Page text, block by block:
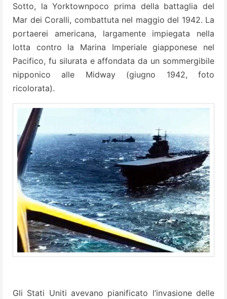
Sotto, la Yorktownpoco prima della battaglia del
Mar dei Coralli, combattuta nel maggio del 1942. La
portaerei americana, largamente impiegata nella
lotta contro la Marina Imperiale giapponese nel
Pacifico, fu silurata e affondata da un sommergibile
nipponico alle Midway (giugno 1942, foto
ricolorata).
Gli Stati Uniti avevano pianificato l’invasione delle